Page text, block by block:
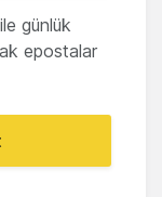
günlük
epostalar